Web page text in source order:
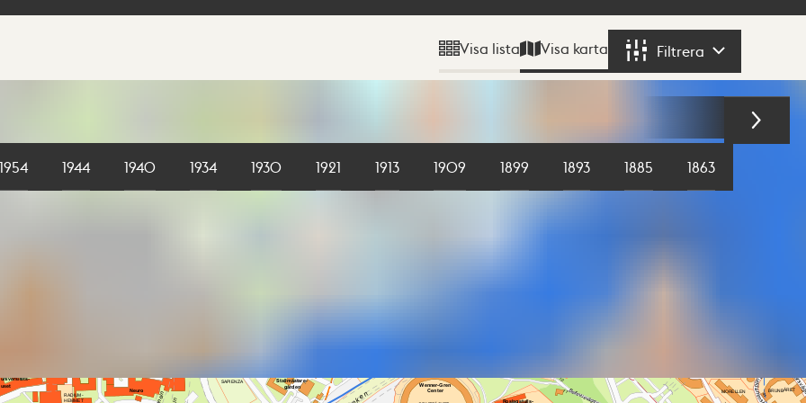
Visa lista Visa karta Filtrera
1954 1944 1940 1934 1930 1921 1913 1909 1899 1893 1885 1863